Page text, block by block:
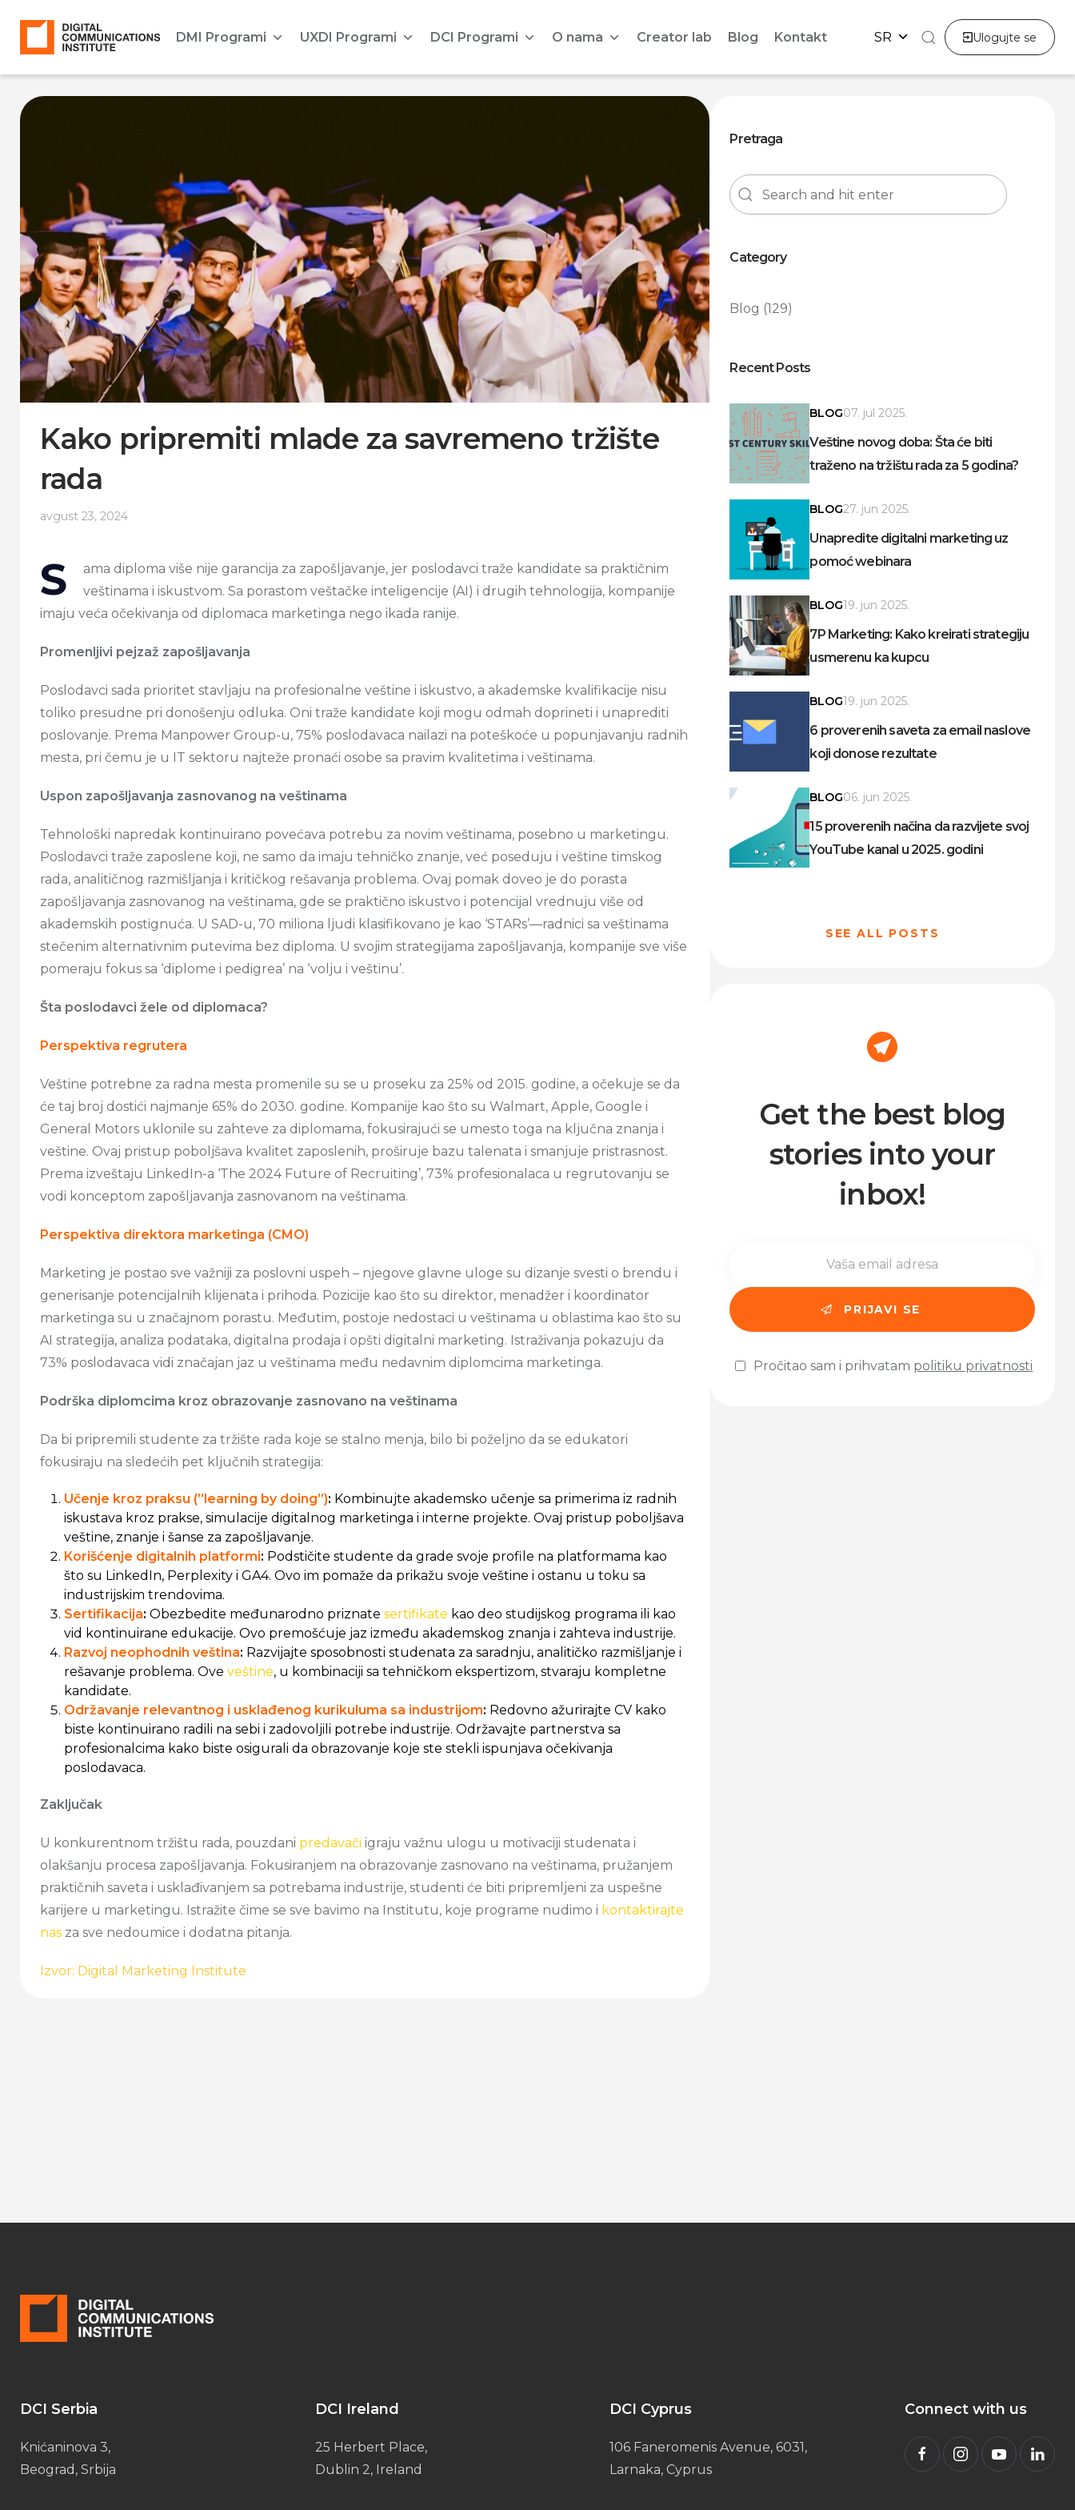
DMI Programi UXDI Programi DCI Programi O nama Creator lab Blog Kontakt SR Ulogujte se
Kako pripremiti mlade za savremeno tržište
rada
avgust 23, 2024
S
ama diploma više nije garancija za zapošljavanje, jer poslodavci traže kandidate sa praktičnim
veštinama i iskustvom. Sa porastom veštačke inteligencije (AI) i drugih tehnologija, kompanije
imaju veća očekivanja od diplomaca marketinga nego ikada ranije.
Promenljivi pejzaž zapošljavanja
Poslodavci sada prioritet stavljaju na profesionalne veštine i iskustvo, a akademske kvalifikacije nisu
toliko presudne pri donošenju odluka. Oni traže kandidate koji mogu odmah doprineti i unaprediti
poslovanje. Prema Manpower Group-u, 75% poslodavaca nailazi na poteškoće u popunjavanju radnih
mesta, pri čemu je u IT sektoru najteže pronaći osobe sa pravim kvalitetima i veštinama.
Uspon zapošljavanja zasnovanog na veštinama
Tehnološki napredak kontinuirano povećava potrebu za novim veštinama, posebno u marketingu.
Poslodavci traže zaposlene koji, ne samo da imaju tehničko znanje, već poseduju i veštine timskog
rada, analitičnog razmišljanja i kritičkog rešavanja problema. Ovaj pomak doveo je do porasta
zapošljavanja zasnovanog na veštinama, gde se praktično iskustvo i potencijal vrednuju više od
akademskih postignuća. U SAD-u, 70 miliona ljudi klasifikovano je kao ‘STARs’—radnici sa veštinama
stečenim alternativnim putevima bez diploma. U svojim strategijama zapošljavanja, kompanije sve više
pomeraju fokus sa ‘diplome i pedigrea’ na ‘volju i veštinu’.
Šta poslodavci žele od diplomaca?
Perspektiva regrutera
Veštine potrebne za radna mesta promenile su se u proseku za 25% od 2015. godine, a očekuje se da
će taj broj dostići najmanje 65% do 2030. godine. Kompanije kao što su Walmart, Apple, Google i
General Motors uklonile su zahteve za diplomama, fokusirajući se umesto toga na ključna znanja i
veštine. Ovaj pristup poboljšava kvalitet zaposlenih, proširuje bazu talenata i smanjuje pristrasnost.
Prema izveštaju LinkedIn-a ‘The 2024 Future of Recruiting’, 73% profesionalaca u regrutovanju se
vodi konceptom zapošljavanja zasnovanom na veštinama.
Perspektiva direktora marketinga (CMO)
Marketing je postao sve važniji za poslovni uspeh – njegove glavne uloge su dizanje svesti o brendu i
generisanje potencijalnih klijenata i prihoda. Pozicije kao što su direktor, menadžer i koordinator
marketinga su u značajnom porastu. Međutim, postoje nedostaci u veštinama u oblastima kao što su
AI strategija, analiza podataka, digitalna prodaja i opšti digitalni marketing. Istraživanja pokazuju da
73% poslodavaca vidi značajan jaz u veštinama među nedavnim diplomcima marketinga.
Podrška diplomcima kroz obrazovanje zasnovano na veštinama
Da bi pripremili studente za tržište rada koje se stalno menja, bilo bi poželjno da se edukatori
fokusiraju na sledećih pet ključnih strategija:
Učenje kroz praksu (”learning by doing”): Kombinujte akademsko učenje sa primerima iz radnih
iskustava kroz prakse, simulacije digitalnog marketinga i interne projekte. Ovaj pristup poboljšava
veštine, znanje i šanse za zapošljavanje.
Korišćenje digitalnih platformi: Podstičite studente da grade svoje profile na platformama kao
što su LinkedIn, Perplexity i GA4. Ovo im pomaže da prikažu svoje veštine i ostanu u toku sa
industrijskim trendovima.
Sertifikacija: Obezbedite međunarodno priznate sertifikate kao deo studijskog programa ili kao
vid kontinuirane edukacije. Ovo premošćuje jaz između akademskog znanja i zahteva industrije.
Razvoj neophodnih veština: Razvijajte sposobnosti studenata za saradnju, analitičko razmišljanje i
rešavanje problema. Ove veštine, u kombinaciji sa tehničkom ekspertizom, stvaraju kompletne
kandidate.
Održavanje relevantnog i usklađenog kurikuluma sa industrijom: Redovno ažurirajte CV kako
biste kontinuirano radili na sebi i zadovoljili potrebe industrije. Održavajte partnerstva sa
profesionalcima kako biste osigurali da obrazovanje koje ste stekli ispunjava očekivanja
poslodavaca.
Zaključak
U konkurentnom tržištu rada, pouzdani predavači igraju važnu ulogu u motivaciji studenata i
olakšanju procesa zapošljavanja. Fokusiranjem na obrazovanje zasnovano na veštinama, pružanjem
praktičnih saveta i usklađivanjem sa potrebama industrije, studenti će biti pripremljeni za uspešne
karijere u marketingu. Istražite čime se sve bavimo na Institutu, koje programe nudimo i kontaktirajte
nas za sve nedoumice i dodatna pitanja.
Izvor: Digital Marketing Institute
Pretraga
Category
Blog (129)
Recent Posts
BLOG07. jul 2025.
Veštine novog doba: Šta će biti
traženo na tržištu rada za 5 godina?
BLOG27. jun 2025.
Unapredite digitalni marketing uz
pomoć webinara
BLOG19. jun 2025.
7P Marketing: Kako kreirati strategiju
usmerenu ka kupcu
BLOG19. jun 2025.
6 proverenih saveta za email naslove
koji donose rezultate
BLOG06. jun 2025.
15 proverenih načina da razvijete svoj
YouTube kanal u 2025. godini
SEE ALL POSTS
Get the best blog
stories into your
inbox!
Pročitao sam i prihvatam politiku privatnosti
DCI Serbia
Knićaninova 3,
Beograd, Srbija
DCI Ireland
25 Herbert Place,
Dublin 2, Ireland
DCI Cyprus
106 Faneromenis Avenue, 6031,
Larnaka, Cyprus
Connect with us